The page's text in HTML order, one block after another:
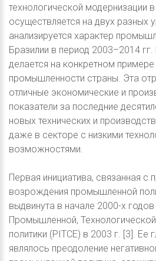
технологической модернизации
осуществляется на двух разных
анализируется характер
Бразилии в период 2003–2014
делается на конкретном
промышленности страны. Эта
отличные экономические и
показатели за последние
новых технических и
даже в секторе с низкими
возможностями.
Первая инициатива, связанная с
возрождения промышленной
выдвинута в начале 2000-х
Промышленной,
политики (PITCE) в 2003 г. [3]. Ее
являлось преодоление